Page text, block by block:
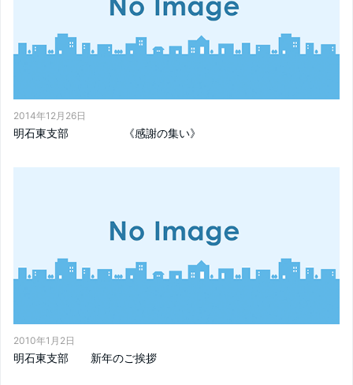
2014年12月26日
明石東支部 《感謝の集い》
2010年1月2日
明石東支部 新年のご挨拶